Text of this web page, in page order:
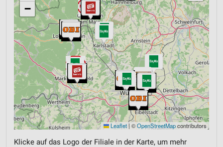
−
Leaflet | ©OpenStreetMapcontributors
Klicke auf das Logo der Filiale in der Karte, um mehr